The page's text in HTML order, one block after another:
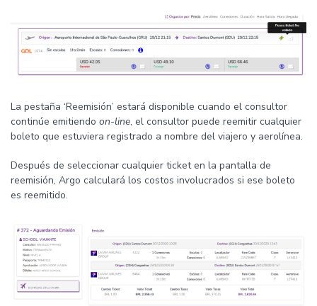
La pestaña ‘Reemisión’ estará disponible cuando el consultor
continúe emitiendo on-line, el consultor puede reemitir cualquier
boleto que estuviera registrado a nombre del viajero y aerolínea.
Después de seleccionar cualquier ticket en la pantalla de
reemisión, Argo calculará los costos involucrados si ese boleto
es reemitido.